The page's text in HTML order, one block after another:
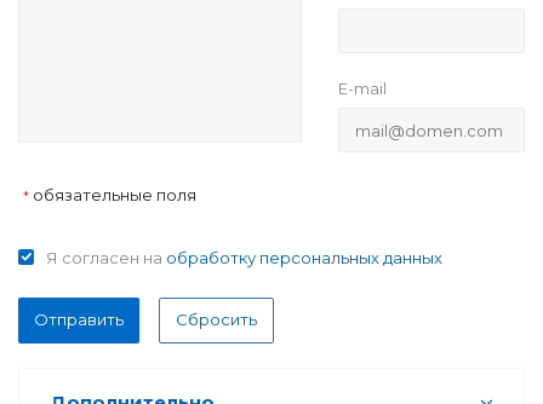
E-mail
* обязательные поля
Я согласен на обработку персональных данных
Отправить Сбросить